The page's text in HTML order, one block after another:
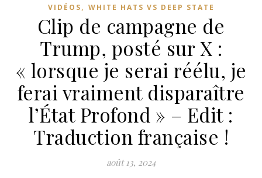
VIDÉOS, WHITE HATS VS DEEP STATE
Clip de campagne de
Trump, posté sur X :
« lorsque je serai réélu, je
ferai vraiment disparaître
l’État Profond » – Edit :
Traduction française !
août 13, 2024